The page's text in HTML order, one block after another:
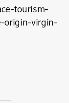
tourism-
origin-virgin-